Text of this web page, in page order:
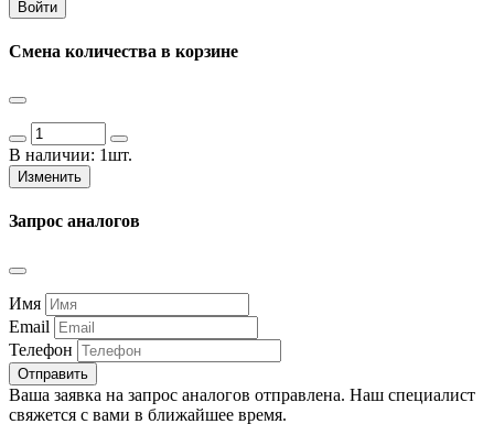
Войти
Смена количества в корзине
В наличии: 1шт.
Изменить
Запрос аналогов
Имя
Email
Телефон
Отправить
Ваша заявка на запрос аналогов отправлена. Наш специалист
свяжется с вами в ближайшее время.